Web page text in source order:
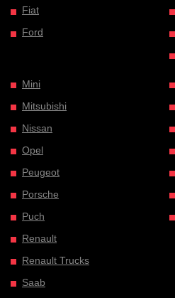
Fiat
Ford
Mini
Mitsubishi
Nissan
Opel
Peugeot
Porsche
Puch
Renault
Renault Trucks
Saab